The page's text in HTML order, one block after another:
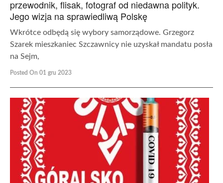
przewodnik, flisak, fotograf od niedawna polityk.
Jego wizja na sprawiedliwą Polskę
Wkrótce odbędą się wybory samorządowe. Grzegorz
Szarek mieszkaniec Szczawnicy nie uzyskał mandatu posła
na Sejm,
Posted On 01 gru 2023